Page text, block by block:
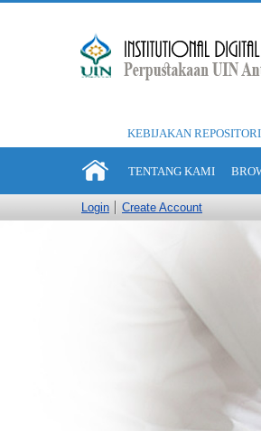
KEBIJAKAN REPOSITORI
TENTANG KAMI
Login Create Account